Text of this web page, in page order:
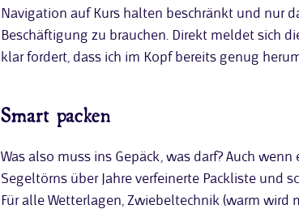
Navigation auf Kurs halten beschränkt und nur
Beschäftigung zu brauchen. Direkt meldet sich
klar fordert, dass ich im Kopf bereits genug
Smart packen
Was also muss ins Gepäck, was darf? Auch
Segeltörns über Jahre verfeinerte Packliste und
Für alle Wetterlagen, Zwiebeltechnik (warm